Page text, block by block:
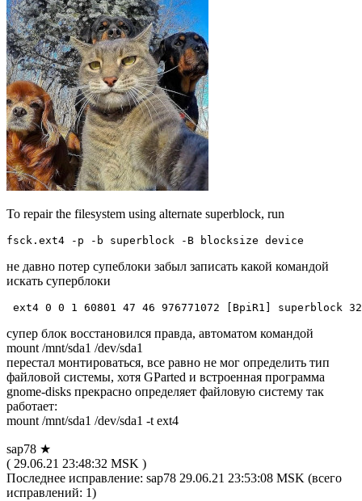
To repair the filesystem using alternate superblock, run
fsck.ext4 -p -b superblock -B blocksize device
не давно потер супеблоки забыл записать какой командой
искать суперблоки
ext4 0 0 1 60801 47 46 976771072 [BpiR1] superblock
супер блок восстановился правда, автоматом командой
mount /mnt/sda1 /dev/sda1
перестал монтироваться, все равно не мог определить тип
файловой системы, хотя GParted и встроенная программа
gnome-disks прекрасно определяет файловую систему так
работает:
mount /mnt/sda1 /dev/sda1 -t ext4
sap78 ★
( 29.06.21 23:48:32 MSK )
Последнее исправление: sap78 29.06.21 23:53:08 MSK (всего
исправлений: 1)